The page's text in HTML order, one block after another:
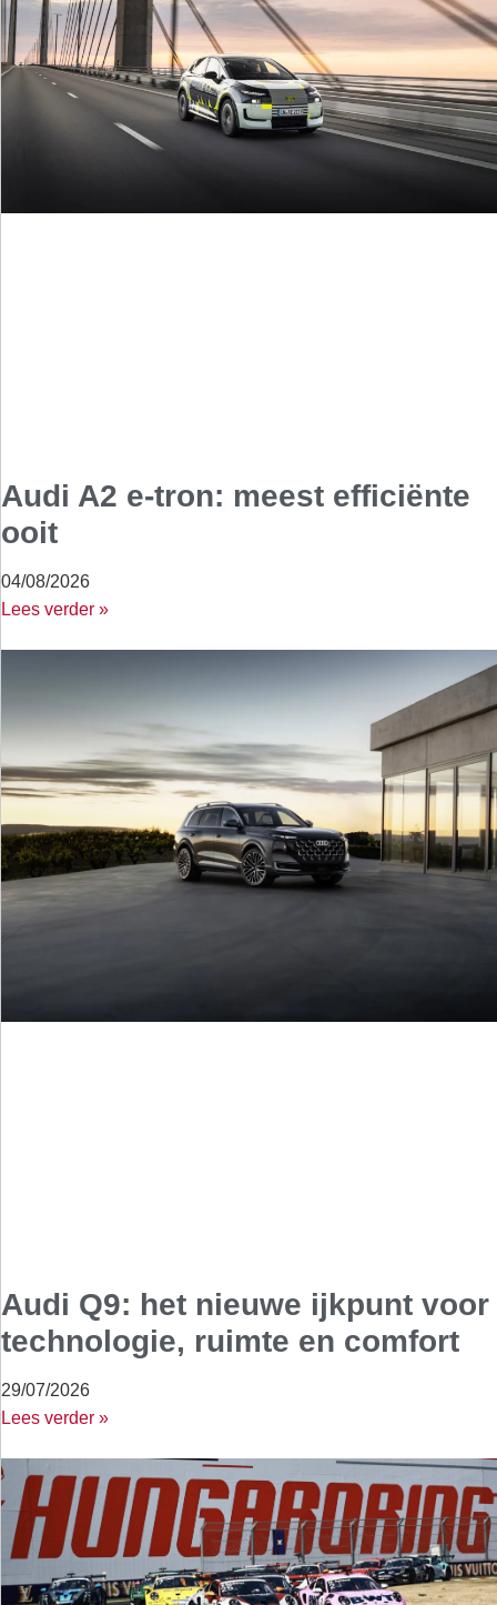
Audi A2 e-tron: meest efficiënte
ooit
04/08/2026
Lees verder »
Audi Q9: het nieuwe ijkpunt voor
technologie, ruimte en comfort
29/07/2026
Lees verder »